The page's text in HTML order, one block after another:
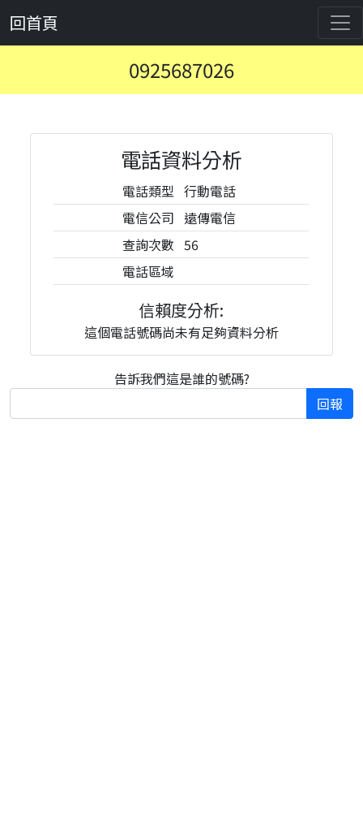
回首頁
0925687026
電話資料分析
電話類型 行動電話
電信公司 遠傳電信
查詢次數 56
電話區域
信賴度分析:
這個電話號碼尚未有足夠資料分析
告訴我們這是誰的號碼?
回報